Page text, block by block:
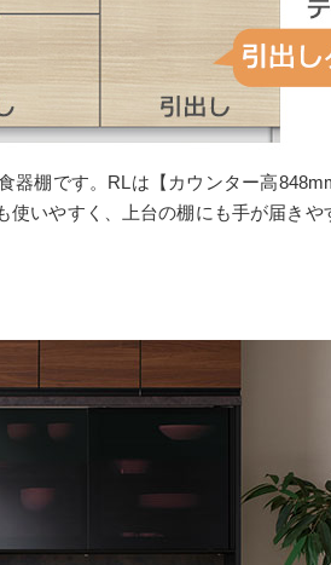
棚です。RLは【カウンター高
いやすく、上台の棚にも手が届き